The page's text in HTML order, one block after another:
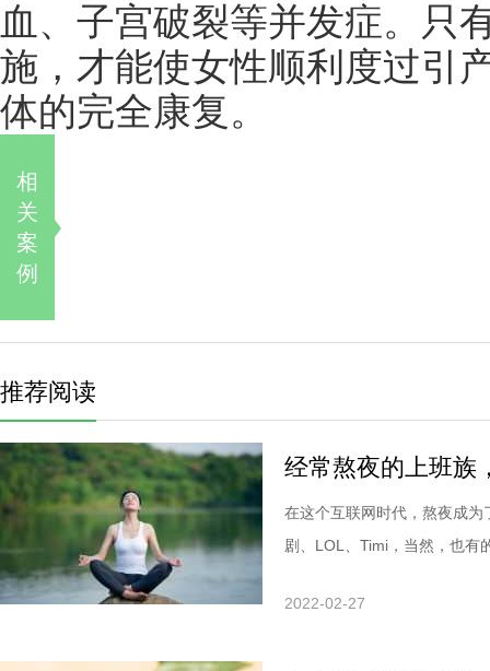
血、子宫破裂等并发症。只
施，才能使女性顺利度过引
体的完全康复。
相
关
案
例
推荐阅读
经常熬夜的上班族
在这个互联网时代，熬夜成
剧、LOL、Timi，当然，也有
2022-02-27